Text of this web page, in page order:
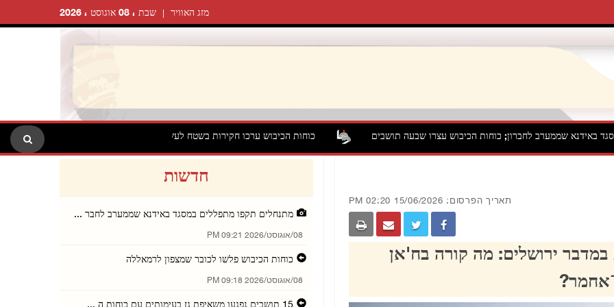
שבת ، 08 אוגוסט ، 2026 מזג האוויר
שממערב לחברון; כוחות הכיבוש עצרו שבעה תושבים כוחות הכיבוש ערכו חקירות בשטח לעשרות תושבים ביעבד שמדרום־מערב לג'נין
תאריך הפרסום: 15/06/2026 02:20 PM
במדבר ירושלים: מה קורה בח'אן
חדשות
מתנחלים תקפו מתפללים במסגד באידנא שממערב לחבר ...
08/אוגוסט/2026 09:21 PM
כוחות הכיבוש פלשו לכובר שמצפון לרמאללה
08/אוגוסט/2026 09:18 PM